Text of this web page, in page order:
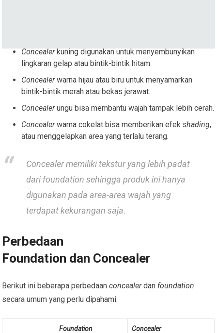
Concealerkuning digunakan untuk menyembunyikan
lingkaran gelap atau bintik-bintik hitam.
Concealerwarna hijau atau biru untuk menyamarkan
bintik-bintik merah atau bekas jerawat.
Concealerungu bisa membantu wajah tampak lebih cerah.
Concealerwarna cokelat bisa memberikan efekshading,
atau menggelapkan area yang terlalu terang.
Concealermemiliki tekstur yang lebih padat
dari foundation sehingga produk ini hanya
digunakan pada area-area wajah yang
terdapat kekurangan saja.
Perbedaan
Foundation dan Concealer
Berikut ini beberapa perbedaanconcealerdan foundation
secara umum yang perlu dipahami:
Foundation Concealer